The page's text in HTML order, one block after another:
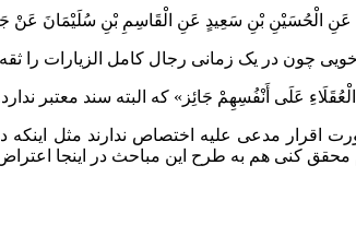
بْنِ سَعِيدٍ عَنِ الْقَاسِمِ بْنِ سُلَيْمَانَ عَنْ جَرَّاحٍ
چون در یک زمانی رجال کامل الزیارات را ثقه
الْعُقَلَاءِ عَلَى‏ أَنْفُسِهِمْ‏ جَائِز» که البته سند معتبر
اقرار مدعی علیه اختصاص ندارند مثل
کنی هم به طرح این مباحث در اینجا اعتراض